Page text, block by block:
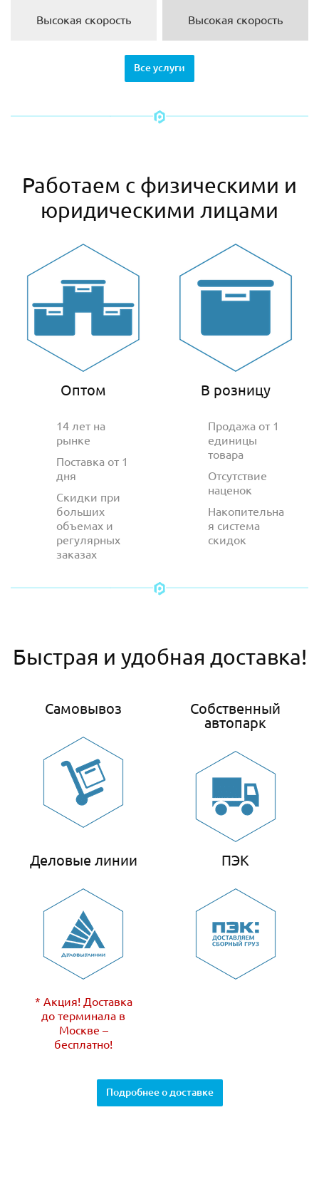
Высокая скорость
Высокая скорость
Все услуги
Работаем с физическими и
юридическими лицами
Оптом
14 лет на
рынке
Поставка от 1
дня
Скидки при
больших
объемах и
регулярных
заказах
В розницу
Продажа от 1
единицы
товара
Отсутствие
наценок
Накопительна
я система
скидок
Быстрая и удобная доставка!
Самовывоз
Собственный
автопарк
Деловые линии
* Акция! Доставка
до терминала в
Москве –
бесплатно!
ПЭК
Подробнее о доставке